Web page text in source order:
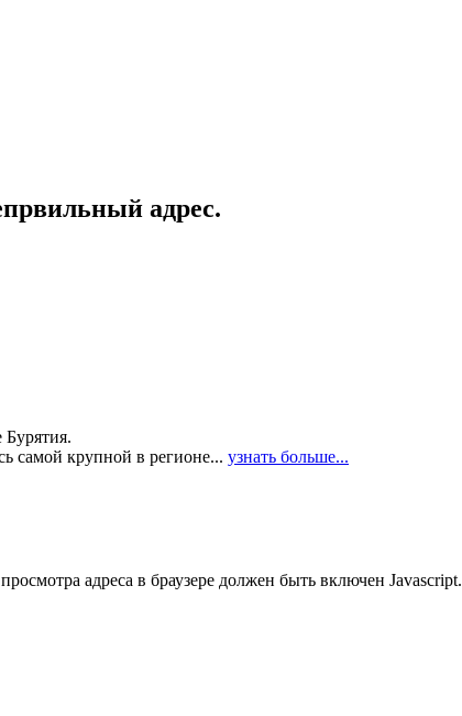
адрес.
Бурятия.
самой крупной в регионе... узнать больше...
адреса в браузере должен быть включен Javascript.